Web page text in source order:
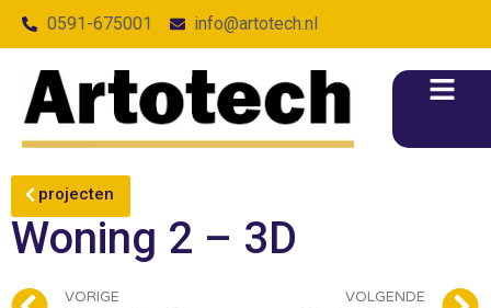
0591-675001 info@artotech.nl
projecten
Woning 2 – 3D
VORIGE VOLGENDE